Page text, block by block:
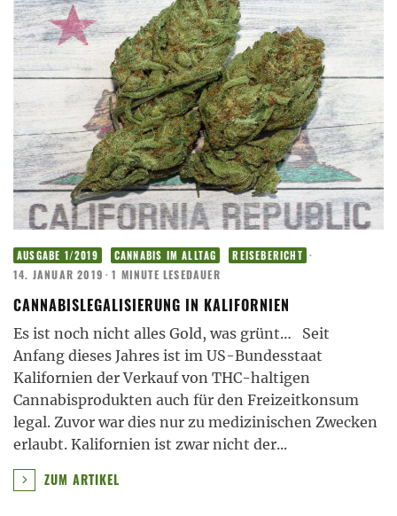
AUSGABE 1/2019 CANNABIS IM ALLTAG REISEBERICHT ·
14. JANUAR 2019 · 1 MINUTE LESEDAUER
CANNABISLEGALISIERUNG IN KALIFORNIEN
Es ist noch nicht alles Gold, was grünt… Seit
Anfang dieses Jahres ist im US-Bundesstaat
Kalifornien der Verkauf von THC-haltigen
Cannabisprodukten auch für den Freizeitkonsum
legal. Zuvor war dies nur zu medizinischen Zwecken
erlaubt. Kalifornien ist zwar nicht der...
ZUM ARTIKEL